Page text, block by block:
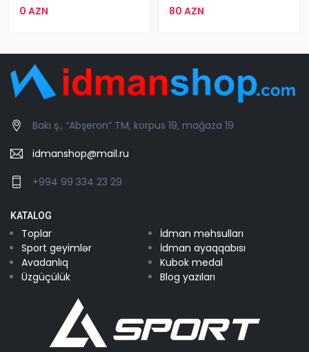
0 AZN 80 AZN
Bakı ş., “Abşeron” TM, korpus 19, mağaza 19
idmanshop@mail.ru
+994 99 334 23 29
KATALOG
Toplar
İdman məhsulları
Sport geyimlər
İdman ayaqqabısı
Avadanlıq
Kubok medal
Üzgüçülük
Blog yazıları